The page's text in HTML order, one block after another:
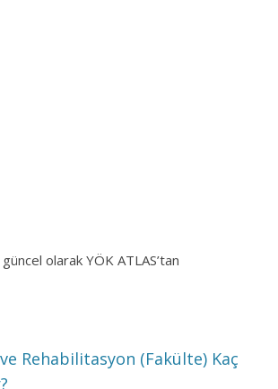
olarak YÖK ATLAS’tan
Rehabilitasyon (Fakülte) Kaç